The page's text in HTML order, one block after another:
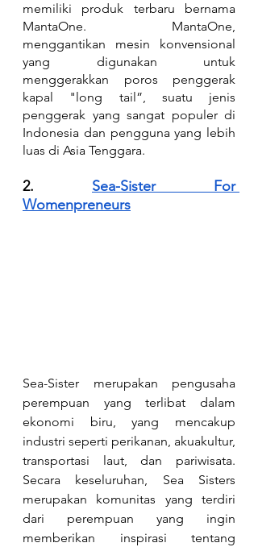
memiliki produk terbaru bernama
MantaOne. MantaOne,
menggantikan mesin konvensional
yang digunakan untuk
menggerakkan poros penggerak
kapal "long tail”, suatu jenis
penggerak yang sangat populer di
Indonesia dan pengguna yang lebih
luas di Asia Tenggara.
2. Sea-Sister For
Womenpreneurs
Sea-Sister merupakan pengusaha
perempuan yang terlibat dalam
ekonomi biru, yang mencakup
industri seperti perikanan, akuakultur,
transportasi laut, dan pariwisata.
Secara keseluruhan, Sea Sisters
merupakan komunitas yang terdiri
dari perempuan yang ingin
memberikan inspirasi tentang